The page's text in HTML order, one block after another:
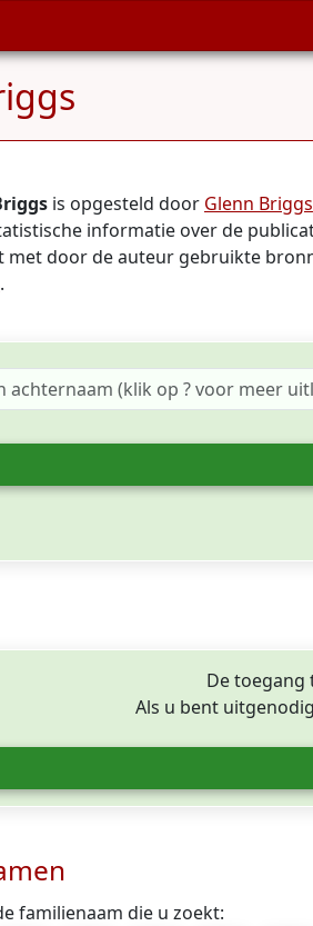
is opgesteld door Glenn Briggs
informatie over de
met door de auteur gebruikte
.
De toegang
Als u bent
familienaam die u zoekt: